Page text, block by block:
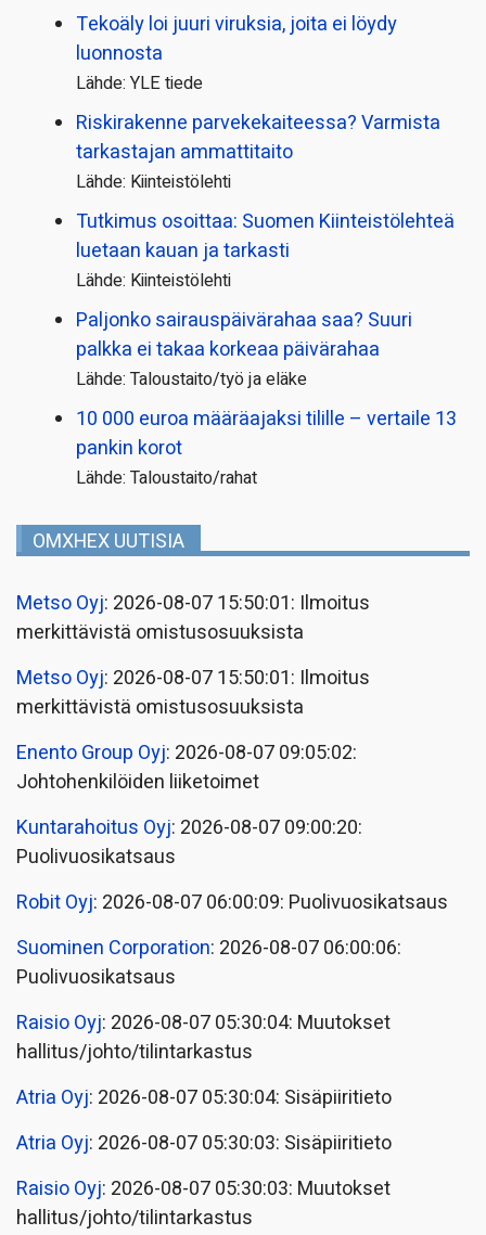
Tekoäly loi juuri viruksia, joita ei löydy
luonnosta
Lähde: YLE tiede
Riskirakenne parvekekaiteessa? Varmista
tarkastajan ammattitaito
Lähde: Kiinteistölehti
Tutkimus osoittaa: Suomen Kiinteistölehteä
luetaan kauan ja tarkasti
Lähde: Kiinteistölehti
Paljonko sairauspäivä­rahaa saa? Suuri
palkka ei takaa korkeaa päivärahaa
Lähde: Taloustaito/työ ja eläke
10 000 euroa määräajaksi tilille – vertaile 13
pankin korot
Lähde: Taloustaito/rahat
OMXHEX UUTISIA
Metso Oyj: 2026-08-07 15:50:01: Ilmoitus
merkittävistä omistusosuuksista
Metso Oyj: 2026-08-07 15:50:01: Ilmoitus
merkittävistä omistusosuuksista
Enento Group Oyj: 2026-08-07 09:05:02:
Johtohenkilöiden liiketoimet
Kuntarahoitus Oyj: 2026-08-07 09:00:20:
Puolivuosikatsaus
Robit Oyj: 2026-08-07 06:00:09: Puolivuosikatsaus
Suominen Corporation: 2026-08-07 06:00:06:
Puolivuosikatsaus
Raisio Oyj: 2026-08-07 05:30:04: Muutokset
hallitus/johto/tilintarkastus
Atria Oyj: 2026-08-07 05:30:04: Sisäpiiritieto
Atria Oyj: 2026-08-07 05:30:03: Sisäpiiritieto
Raisio Oyj: 2026-08-07 05:30:03: Muutokset
hallitus/johto/tilintarkastus